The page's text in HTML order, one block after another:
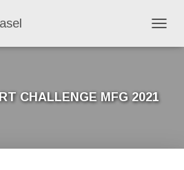
A
N
Challenge MFG 2021